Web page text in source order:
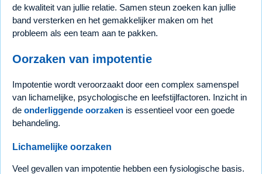
de kwaliteit van jullie relatie. Samen steun zoeken kan jullie
band versterken en het gemakkelijker maken om het
probleem als een team aan te pakken.
Oorzaken van impotentie
Impotentie wordt veroorzaakt door een complex samenspel
van lichamelijke, psychologische en leefstijlfactoren. Inzicht in
de onderliggende oorzaken is essentieel voor een goede
behandeling.
Lichamelijke oorzaken
Veel gevallen van impotentie hebben een fysiologische basis.